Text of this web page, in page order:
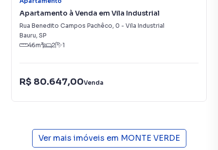
Apartamento à Venda em Vila Industrial
Rua Benedito Campos Pachêco, 0 - Vila Industrial
Bauru, SP
46m² 2 1
R$ 80.647,00Venda
Ver mais imóveis em MONTE VERDE